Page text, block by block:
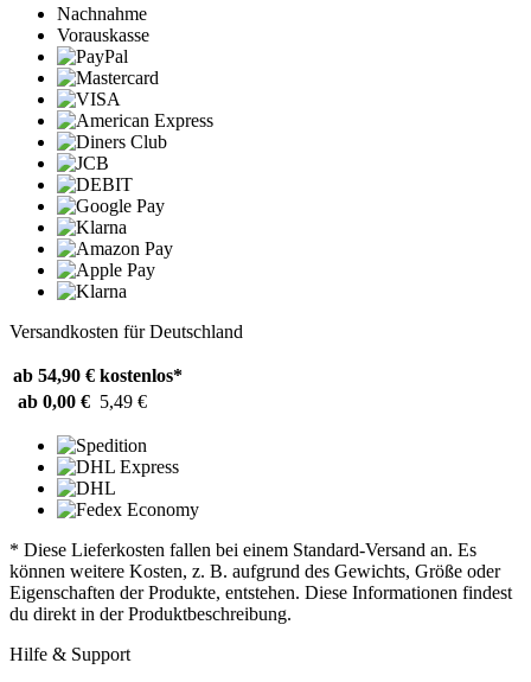
Nachnahme
Vorauskasse
Versandkosten für Deutschland
ab 54,90 € kostenlos*
ab 0,00 € 5,49 €
* Diese Lieferkosten fallen bei einem Standard-Versand an. Es
können weitere Kosten, z. B. aufgrund des Gewichts, Größe oder
Eigenschaften der Produkte, entstehen. Diese Informationen findest
du direkt in der Produktbeschreibung.
Hilfe & Support